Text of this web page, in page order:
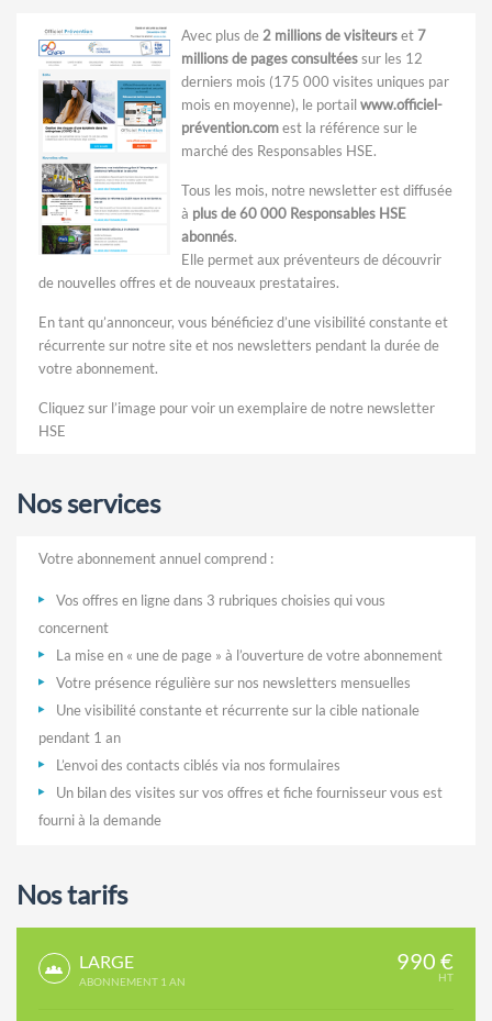
Avec plus de 2 millions de visiteurset7
millions de pages consultéessur les 12
derniers mois (175 000 visites uniques par
mois en moyenne), le portailwww.officiel-
prévention.comest la référence sur le
marché des Responsables HSE.
Tous les mois, notre newsletter est diffusée
à plus de 60 000 Responsables HSE
abonnés.
Elle permet aux préventeurs de découvrir
de nouvelles offres et de nouveaux prestataires.
En tant qu’annonceur, vous bénéficiez d’une visibilité constante et
récurrente sur notre site et nos newsletters pendant la durée de
votre abonnement.
Cliquez sur l’image pour voir un exemplaire de notre newsletter
HSE
Nos services
Votre abonnement annuel comprend :
Vos offres en ligne dans 3 rubriques choisies qui vous
concernent
La mise en « une de page » à l’ouverture de votre abonnement
Votre présence régulière sur nos newsletters mensuelles
Une visibilité constante et récurrente sur la cible nationale
pendant 1 an
L’envoi des contacts ciblés via nos formulaires
Un bilan des visites sur vos offres et fiche fournisseur vous est
fourni à la demande
Nos tarifs
LARGE
ABONNEMENT 1 AN
990 €
HT